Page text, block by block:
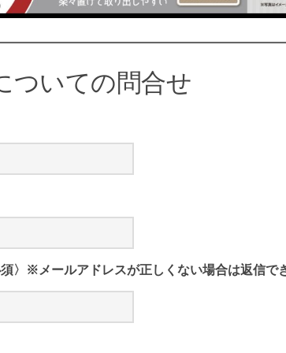
ついての問合せ
〉※メールアドレスが正しくない場合は返信で